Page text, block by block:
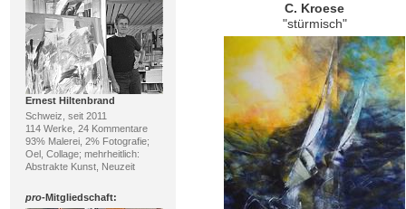
Ernest Hiltenbrand
Schweiz, seit 2011
114 Werke, 24 Kommentare
93% Malerei, 2% Fotografie;
Oel, Collage; mehrheitlich:
Abstrakte Kunst, Neuzeit
pro-Mitgliedschaft:
C. Kroese
"stürmisch"